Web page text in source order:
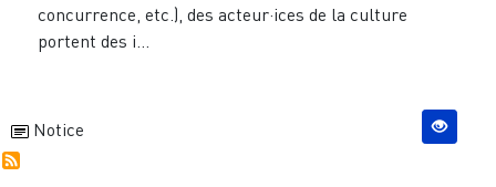
concurrence, etc.), des acteur·ices de la culture
portent des i...
Notice